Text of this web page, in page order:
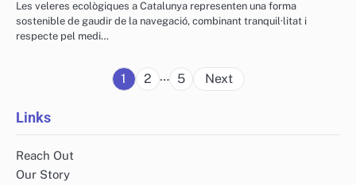
Les veleres ecològiques a Catalunya representen una forma
sostenible de gaudir de la navegació, combinant tranquil·litat i
respecte pel medi…
Posts
1 2 … 5 Next
Links
Reach Out
Our Story